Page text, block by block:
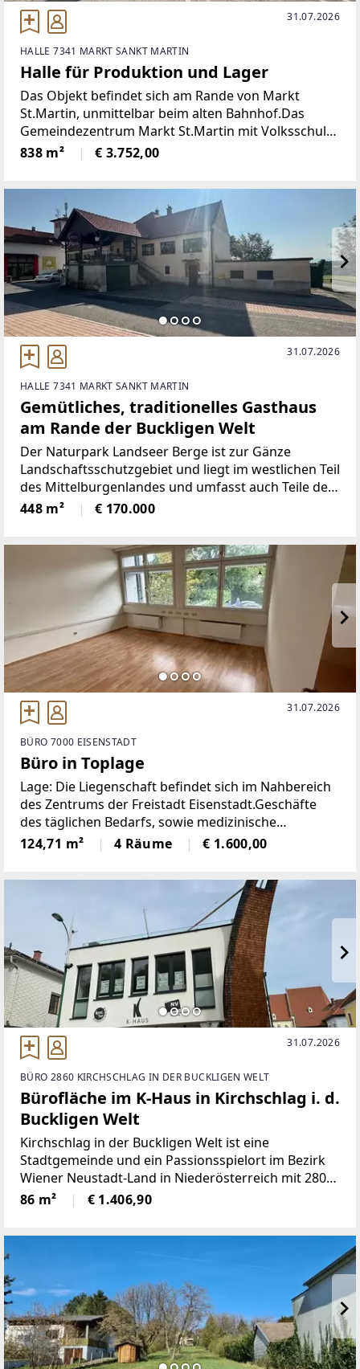
31.07.2026
HALLE 7341 MARKT SANKT MARTIN
Halle für Produktion und Lager
Das Objekt befindet sich am Rande von Markt
St.Martin, unmittelbar beim alten Bahnhof.Das
Gemeindezentrum Markt St.Martin mit Volksschule,
Kindergarten, Gasthaus, Bushaltestelle und
Einkaufsmöglichkeit ist ca. 3 Gehminuten entfernt.
838 m² € 3.752,00
31.07.2026
HALLE 7341 MARKT SANKT MARTIN
Gemütliches, traditionelles Gasthaus
am Rande der Buckligen Welt
Der Naturpark Landseer Berge ist zur Gänze
Landschaftsschutzgebiet und liegt im westlichen Teil
des Mittelburgenlandes und umfasst auch Teile der
angrenzenden Buckligen Welt, Niederösterreich.
Das Gebiet ist gekennzeichnet durch ein großes,
448 m² € 170.000
31.07.2026
BÜRO 7000 EISENSTADT
Büro in Toplage
Lage: Die Liegenschaft befindet sich im Nahbereich
des Zentrums der Freistadt Eisenstadt.Geschäfte
des täglichen Bedarfs, sowie medizinische
Versorgung, als auch öffentliche
Verkehrsmittelrasch erreichbar. Der Anschluß zur
124,71 m² 4 Räume € 1.600,00
31.07.2026
BÜRO 2860 KIRCHSCHLAG IN DER BUCKLIGEN WELT
Bürofläche im K-Haus in Kirchschlag i. d.
Buckligen Welt
Kirchschlag in der Buckligen Welt ist eine
Stadtgemeinde und ein Passionsspielort im Bezirk
Wiener Neustadt-Land in Niederösterreich mit 2801
Einwohnern (Stand 1. Jänner 2023). Im Zentrum der
Stadtgemeinde befindet sich das zu vermietende
86 m² € 1.406,90